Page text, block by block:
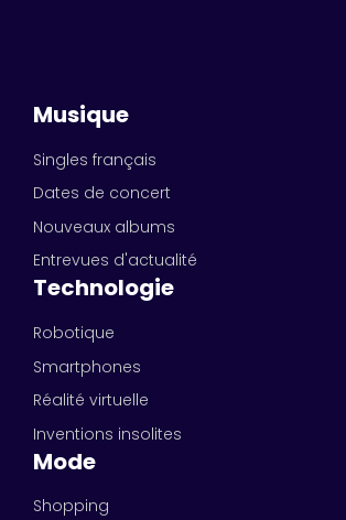
Musique
Singles français
Dates de concert
Nouveaux albums
Entrevues d'actualité
Technologie
Robotique
Smartphones
Réalité virtuelle
Inventions insolites
Mode
Shopping